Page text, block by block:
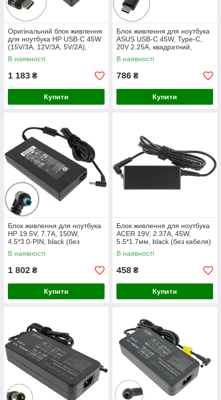
Оригінальний блок живлення
для ноутбука HP USB-C 45W
(15V/3A, 12V/3A, 5V/2A),
USB3.1/Type-C/USB-C, L-
подібний роз'єм, black (без
В наявності
1 183 ₴
Купити
Блок живлення для ноутбука
ASUS USB-C 45W, Type-C,
20V 2.25A, квадратний,
адаптер+перехідник, Black
В наявності
786 ₴
Купити
Блок живлення для ноутбука
HP 19.5V, 7.7A, 150W,
4.5*3.0-PIN, black (без
кабеля)
В наявності
1 802 ₴
Купити
Блок живлення для ноутбука
ACER 19V, 2.37A, 45W,
5.5*1.7мм, black (без кабеля)
В наявності
458 ₴
Купити